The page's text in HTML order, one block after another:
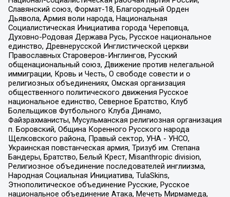
Славянский союз, Формат-18, Благородный Орден
Дьявола, Армия воли народа, Национальная
Социалистическая Инициатива города Череповца,
Духовно-Родовая Держава Русь, Русское национальное
единство, Древнерусской Инглистической церкви
Православных Староверов-Инглингов, Русский
общенациональный союз, Движение против нелегальной
иммиграции, Кровь и Честь, О свободе совести и о
религиозных объединениях, Омская организация
общественного политического движения Русское
национальное единство, Северное Братство, Клуб
Болельщиков Футбольного Клуба Динамо,
Файзрахманисты, Мусульманская религиозная организация
п. Боровский, Община Коренного Русского народа
Щелковского района, Правый сектор, УНА - УНСО,
Украинская повстанческая армия, Тризуб им. Степана
Бандеры, Братство, Белый Крест, Misanthropic division,
Религиозное объединение последователей инглиизма,
Народная Социальная Инициатива, TulaSkins,
Этнополитическое объединение Русские, Русское
национальное объединение Атака, Мечеть Мирмамеда,